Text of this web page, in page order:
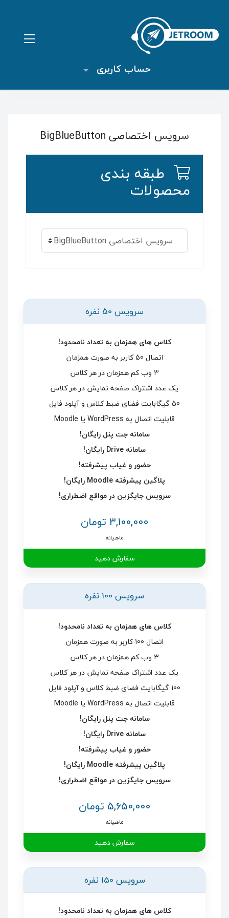
حساب کاربری
سرویس اختصاصی BigBlueButton
طبقه بندی
محصولات
سرویس 50 نفره
کلاس های همزمان به تعداد نامحدود!
اتصال 50 کاربر به صورت همزمان
3 وب کم همزمان در هر کلاس
یک عدد اشتراک صفحه نمایش در هر کلاس
50 گیگابایت فضای ضبط کلاس و آپلود فایل
قابلیت اتصال به WordPress یا Moodle
سامانه جت پنل رایگان!
سامانه Drive رایگان!
حضور و غیاب پیشرفته!
پلاگین پیشرفته Moodle رایگان!
سرویس جایگزین در مواقع اضطراری!
3,100,000 تومان
ماهیانه
سفارش دهید
سرویس 100 نفره
کلاس های همزمان به تعداد نامحدود!
اتصال 100 کاربر به صورت همزمان
3 وب کم همزمان در هر کلاس
یک عدد اشتراک صفحه نمایش در هر کلاس
100 گیگابایت فضای ضبط کلاس و آپلود فایل
قابلیت اتصال به WordPress یا Moodle
سامانه جت پنل رایگان!
سامانه Drive رایگان!
حضور و غیاب پیشرفته!
پلاگین پیشرفته Moodle رایگان!
سرویس جایگزین در مواقع اضطراری!
5,650,000 تومان
ماهیانه
سفارش دهید
سرویس 150 نفره
کلاس های همزمان به تعداد نامحدود!